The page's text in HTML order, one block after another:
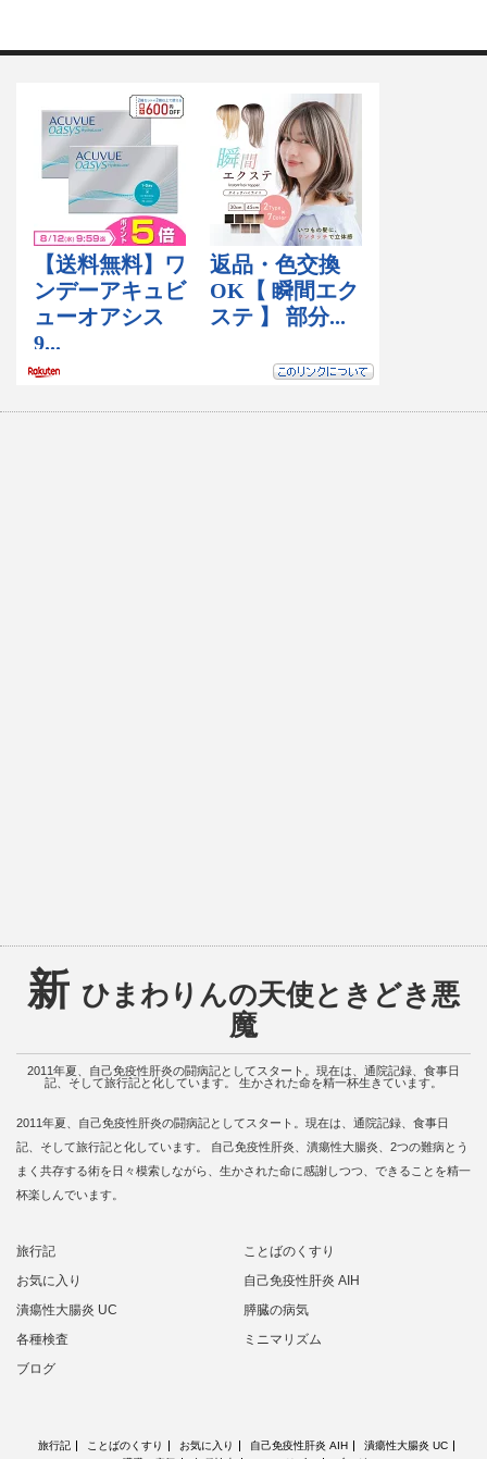
新 ひまわりんの天使ときどき悪
魔
2011年夏、自己免疫性肝炎の闘病記としてスタート。現在は、通院記録、食事日
記、そして旅行記と化しています。 生かされた命を精一杯生きています。
2011年夏、自己免疫性肝炎の闘病記としてスタート。現在は、通院記録、食事日
記、そして旅行記と化しています。 自己免疫性肝炎、潰瘍性大腸炎、2つの難病とう
まく共存する術を日々模索しながら、生かされた命に感謝しつつ、できることを精一
杯楽しんでいます。
旅行記
ことばのくすり
お気に入り
自己免疫性肝炎 AIH
潰瘍性大腸炎 UC
膵臓の病気
各種検査
ミニマリズム
ブログ
旅行記 ことばのくすり お気に入り 自己免疫性肝炎 AIH
潰瘍性大腸炎 UC